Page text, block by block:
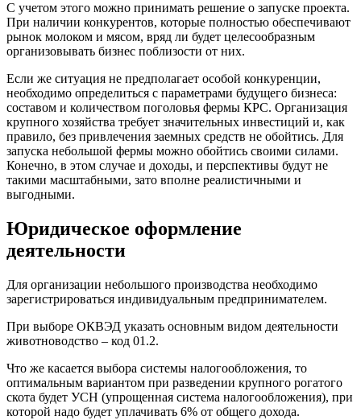
С учетом этого можно принимать решение о запуске проекта.
При наличии конкурентов, которые полностью обеспечивают
рынок молоком и мясом, вряд ли будет целесообразным
организовывать бизнес поблизости от них.
Если же ситуация не предполагает особой конкуренции,
необходимо определиться с параметрами будущего бизнеса:
составом и количеством поголовья фермы КРС. Организация
крупного хозяйства требует значительных инвестиций и, как
правило, без привлечения заемных средств не обойтись. Для
запуска небольшой фермы можно обойтись своими силами.
Конечно, в этом случае и доходы, и перспективы будут не
такими масштабными, зато вполне реалистичными и
выгодными.
Юридическое оформление
деятельности
Для организации небольшого производства необходимо
зарегистрироваться индивидуальным предпринимателем.
При выборе ОКВЭД указать основным видом деятельности
животноводство – код 01.2.
Что же касается выбора системы налогообложения, то
оптимальным вариантом при разведении крупного рогатого
скота будет УСН (упрощенная система налогообложения), при
которой надо будет уплачивать 6% от общего дохода.